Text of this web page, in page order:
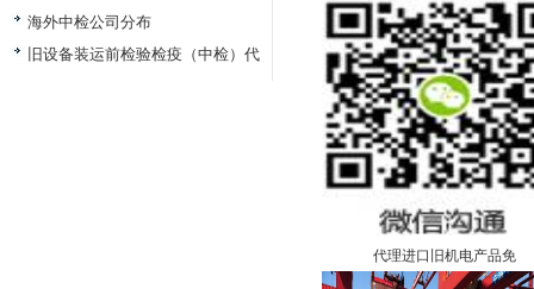
海外中检公司分布
旧设备装运前检验检疫（中检）代
代理进口旧机电产品免